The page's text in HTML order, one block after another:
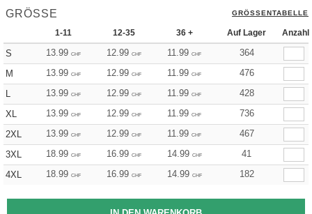
GRÖSSE GRÖSSENTABELLE
1-11 12-35 36 + Auf Lager Anzahl
S 13.99 CHF 12.99 CHF 11.99 CHF
364
M
13.99 CHF 12.99 CHF 11.99 CHF
476
L
13.99 CHF 12.99 CHF 11.99 CHF
428
XL
13.99 CHF 12.99 CHF 11.99 CHF
736
2XL
13.99 CHF 12.99 CHF 11.99 CHF
467
3XL
18.99 CHF 16.99 CHF 14.99 CHF
41
4XL
18.99 CHF 16.99 CHF 14.99 CHF 182